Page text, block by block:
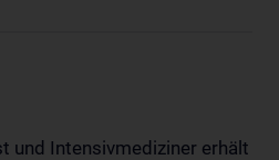
und Intensivmediziner erhält